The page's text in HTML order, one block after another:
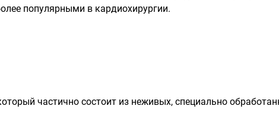
популярными в кардиохирургии.
частично состоит из неживых, специально